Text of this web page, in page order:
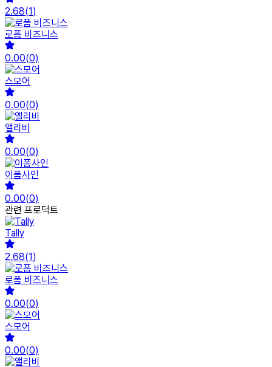
2.68(1)
로폼 비즈니스
0.00(0)
스모어
0.00(0)
앨리비
0.00(0)
이폼사인
0.00(0)
관련 프로덕트
Tally
2.68(1)
로폼 비즈니스
0.00(0)
스모어
0.00(0)